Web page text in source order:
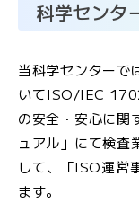
科学センタ
当科学センターで
いてISO/IEC
の安全・安心に関
ュアル」にて検査
して、「ISO運営
ます。